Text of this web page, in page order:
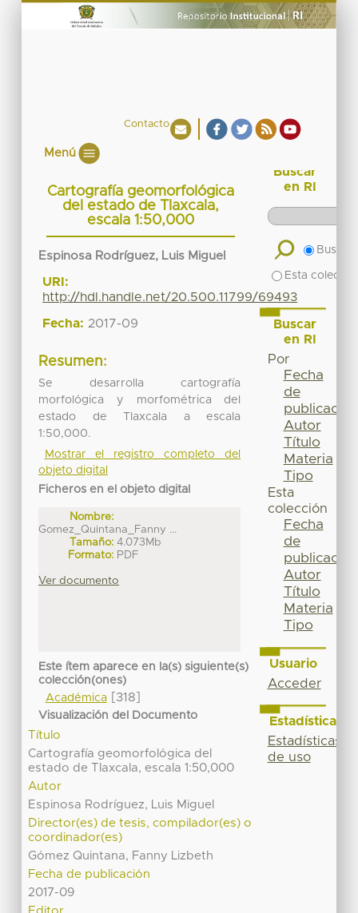
Contacto
Menú
Cartografía geomorfológica
del estado de Tlaxcala,
escala 1:50,000
Espinosa Rodríguez, Luis Miguel
URI:
http://hdl.handle.net/20.500.11799/69493
Fecha: 2017-09
Resumen:
Se desarrolla cartografía
morfológica y morfométrica del
estado de Tlaxcala a escala
1:50,000.
Mostrar el registro completo del
objeto digital
Ficheros en el objeto digital
Nombre:
Gomez_Quintana_Fanny ...
Tamaño: 4.073Mb
Formato: PDF
Ver documento
Este ítem aparece en la(s) siguiente(s)
colección(ones)
Académica[318]
Visualización del Documento
Título
Cartografía geomorfológica del
estado de Tlaxcala, escala 1:50,000
Autor
Espinosa Rodríguez, Luis Miguel
Director(es) de tesis, compilador(es) o
coordinador(es)
Gómez Quintana, Fanny Lizbeth
Fecha de publicación
2017-09
Buscar
en RI
Buscar
Esta
Buscar
en RI
Por
Fecha
de
publicación
Autor
Título
Materia
Tipo
Esta
colección
Fecha
de
publicación
Autor
Título
Materia
Tipo
Usuario
Acceder
Estadísticas
Estadísticas
de uso